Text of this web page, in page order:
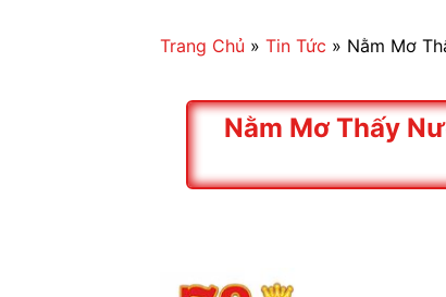
Trang Chủ » Tin Tức » Nằm Mơ
Nằm Mơ Thấy